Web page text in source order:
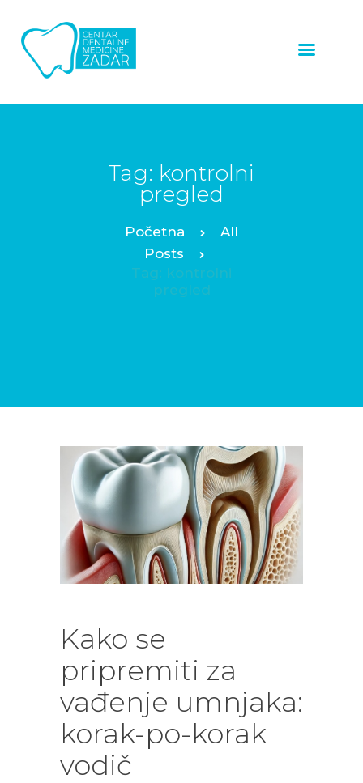
Tag: kontrolni
pregled
All
Posts
Tag: kontrolni
pregled
ZUBNI
IMPLANTATI
ZUBNE KRUNICE
ALL ON 4™
PROTOKOL
OSTALE USLUGE
NAŠI RADOVI
USLUGA
KONTAKT
Kako se
pripremiti za
vađenje umnjaka:
korak-po-korak
vodič